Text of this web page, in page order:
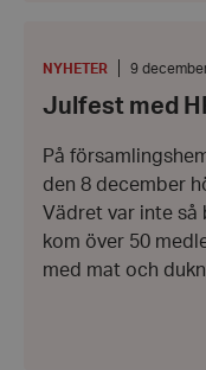
HRFKATEGORI
NYHETER
Datum:
december
9
Julfest med
På
den 8 december
Vädret var inte så
kom över 50
med mat och